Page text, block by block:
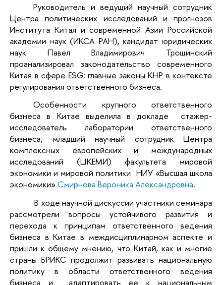
Руководитель и ведущий научный сотрудник
Центра политических исследований и прогнозов
Института Китая и современной Азии Российской
академии наук (ИКСА РАН), кандидат юридических
наук Павел Владимирович Трощинский
проанализировал законодательство современного
Китая в сфере ESG: главные законы КНР в контексте
регулирования ответственного бизнеса.
Особенности крупного ответственного
бизнеса в Китае выделила в докладе стажер-
исследователь лаборатории ответственного
бизнеса, младший научный сотрудник Центра
комплексных европейских и международных
исследований (ЦКЕМИ) факультета мировой
экономики и мировой политики НИУ «Высшая школа
экономики»Смирнова Вероника Александровна.
В ходе научной дискуссии участники семинара
рассмотрели вопросы устойчивого развития и
перехода к принципам ответственного ведения
бизнеса в Китае в междисциплинарном аспекте и
пришли к общему мнению, что Китай, как и многие
страны БРИКС продолжит развивать национальную
политику в области ответственного ведения
бизнеса и адаптировать ее к национальным